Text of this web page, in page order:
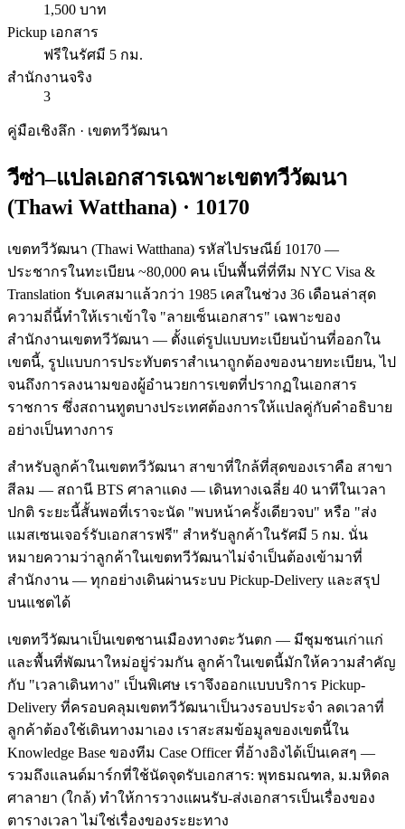
1,500 บาท
Pickup เอกสาร
ฟรีในรัศมี 5 กม.
สำนักงานจริง
3
คู่มือเชิงลึก · เขตทวีวัฒนา
วีซ่า–แปลเอกสารเฉพาะเขตทวีวัฒนา
(Thawi Watthana) · 10170
เขตทวีวัฒนา (Thawi Watthana) รหัสไปรษณีย์ 10170 —
ประชากรในทะเบียน ~80,000 คน เป็นพื้นที่ที่ทีม NYC Visa &
Translation รับเคสมาแล้วกว่า 1985 เคสในช่วง 36 เดือนล่าสุด
ความถี่นี้ทำให้เราเข้าใจ "ลายเซ็นเอกสาร" เฉพาะของ
สำนักงานเขตทวีวัฒนา — ตั้งแต่รูปแบบทะเบียนบ้านที่ออกใน
เขตนี้, รูปแบบการประทับตราสำเนาถูกต้องของนายทะเบียน, ไป
จนถึงการลงนามของผู้อำนวยการเขตที่ปรากฏในเอกสาร
ราชการ ซึ่งสถานทูตบางประเทศต้องการให้แปลคู่กับคำอธิบาย
อย่างเป็นทางการ
สำหรับลูกค้าในเขตทวีวัฒนา สาขาที่ใกล้ที่สุดของเราคือ สาขา
สีลม — สถานี BTS ศาลาแดง — เดินทางเฉลี่ย 40 นาทีในเวลา
ปกติ ระยะนี้สั้นพอที่เราจะนัด "พบหน้าครั้งเดียวจบ" หรือ "ส่ง
แมสเซนเจอร์รับเอกสารฟรี" สำหรับลูกค้าในรัศมี 5 กม. นั่น
หมายความว่าลูกค้าในเขตทวีวัฒนาไม่จำเป็นต้องเข้ามาที่
สำนักงาน — ทุกอย่างเดินผ่านระบบ Pickup-Delivery และสรุป
บนแชตได้
เขตทวีวัฒนาเป็นเขตชานเมืองทางตะวันตก — มีชุมชนเก่าแก่
และพื้นที่พัฒนาใหม่อยู่ร่วมกัน ลูกค้าในเขตนี้มักให้ความสำคัญ
กับ "เวลาเดินทาง" เป็นพิเศษ เราจึงออกแบบบริการ Pickup-
Delivery ที่ครอบคลุมเขตทวีวัฒนาเป็นวงรอบประจำ ลดเวลาที่
ลูกค้าต้องใช้เดินทางมาเอง เราสะสมข้อมูลของเขตนี้ใน
Knowledge Base ของทีม Case Officer ที่อ้างอิงได้เป็นเคสๆ —
รวมถึงแลนด์มาร์กที่ใช้นัดจุดรับเอกสาร: พุทธมณฑล, ม.มหิดล
ศาลายา (ใกล้) ทำให้การวางแผนรับ-ส่งเอกสารเป็นเรื่องของ
ตารางเวลา ไม่ใช่เรื่องของระยะทาง